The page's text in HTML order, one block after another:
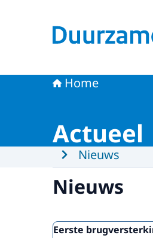
Home
Actueel
Nieuws
Nieuws
Eerste